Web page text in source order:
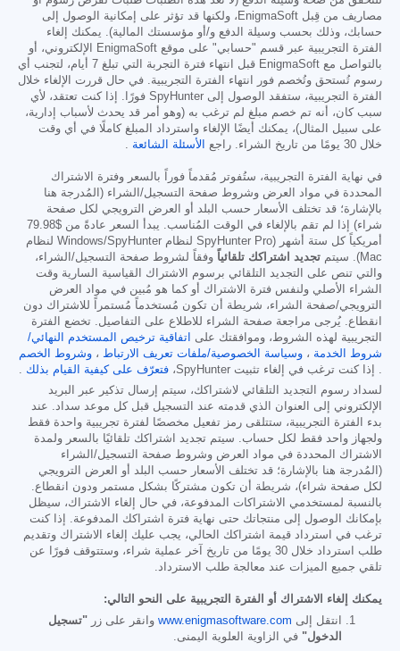
مصاريف من قِبل EnigmaSoft، ولكنها قد تؤثر على إمكانية الوصول إلى
حسابك، وذلك بحسب وسيلة الدفع و/أو مؤسستك المالية). يمكنك إلغاء
الفترة التجريبية عبر قسم "حسابي" على موقع EnigmaSoft الإلكتروني، أو
بالتواصل مع EnigmaSoft قبل انتهاء فترة التجربة التي تبلغ 7 أيام، لتجنب أي
رسوم تُستحق وتُخصم فور انتهاء الفترة التجريبية. في حال قررت الإلغاء خلال
الفترة التجريبية، ستفقد الوصول إلى SpyHunter فورًا. إذا كنت تعتقد، لأي
سبب كان، أنه تم خصم مبلغ لم ترغب به (وهو أمر قد يحدث لأسباب إدارية،
على سبيل المثال)، يمكنك أيضًا الإلغاء واسترداد المبلغ كاملًا في أي وقت
خلال 30 يومًا من تاريخ الشراء. راجع
الأسئلة الشائعة .
في نهاية الفترة التجريبية، ستُفوتر مُقدماً فوراً بالسعر وفترة الاشتراك
المحددة في مواد العرض وشروط صفحة التسجيل/الشراء (المُدرجة هنا
بالإشارة؛ قد تختلف الأسعار حسب البلد أو العرض الترويجي لكل صفحة
شراء) إذا لم تقم بالإلغاء في الوقت المُناسب. يبدأ السعر عادةً من $79.98
أمريكياً كل ستة أشهر (SpyHunter Pro لنظام Windows/SpyHunter لنظام
Mac). سيتم
تجديد اشتراكك تلقائياً وفقاً لشروط صفحة التسجيل/الشراء،
والتي تنص على التجديد التلقائي برسوم الاشتراك القياسية السارية وقت
الشراء الأصلي ولنفس فترة الاشتراك أو كما هو مُبين في مواد العرض
الترويجي/صفحة الشراء، شريطة أن تكون مُستخدماً مُستمراً للاشتراك دون
انقطاع. يُرجى مراجعة صفحة الشراء للاطلاع على التفاصيل. تخضع الفترة
التجريبية لهذه الشروط، وموافقتك على
اتفاقية ترخيص المستخدم النهائي/
شروط الخدمة ، وسياسة الخصوصية/ملفات تعريف الارتباط ، وشروط الخصم
. إذا كنت ترغب في إلغاء تثبيت SpyHunter،
فتعرّف على كيفية القيام بذلك .
لسداد رسوم التجديد التلقائي لاشتراكك، سيتم إرسال تذكير عبر البريد
الإلكتروني إلى العنوان الذي قدمته عند التسجيل قبل كل موعد سداد. عند
بدء الفترة التجريبية، ستتلقى رمز تفعيل مخصصًا لفترة تجريبية واحدة فقط
ولجهاز واحد فقط لكل حساب. سيتم تجديد اشتراكك تلقائيًا بالسعر ولمدة
الاشتراك المحددة في مواد العرض وشروط صفحة التسجيل/الشراء
(المُدرجة هنا بالإشارة؛ قد تختلف الأسعار حسب البلد أو العرض الترويجي
لكل صفحة شراء)، شريطة أن تكون مشتركًا بشكل مستمر ودون انقطاع.
بالنسبة لمستخدمي الاشتراكات المدفوعة، في حال إلغاء الاشتراك، سيظل
بإمكانك الوصول إلى منتجاتك حتى نهاية فترة اشتراكك المدفوعة. إذا كنت
ترغب في استرداد قيمة اشتراكك الحالي، يجب عليك إلغاء الاشتراك وتقديم
طلب استرداد خلال 30 يومًا من تاريخ آخر عملية شراء، وستتوقف فورًا عن
تلقي جميع الميزات عند معالجة طلب الاسترداد.
يمكنك إلغاء الاشتراك أو الفترة التجريبية على النحو التالي:
انتقل إلى www.enigmasoftware.com وانقر على زر "تسجيل
الدخول" في الزاوية العلوية اليمنى.